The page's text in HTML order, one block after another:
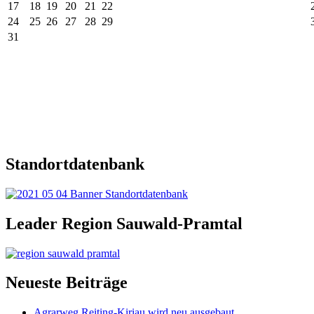
17 18 19 20 21 22
24
25 26 27 28 29
31
Standortdatenbank
Leader Region Sauwald-Pramtal
Neueste Beiträge